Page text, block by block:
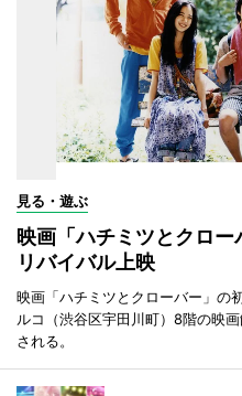
見る・遊ぶ
映画「ハチミツとクロ
リバイバル上映
映画「ハチミツとクローバー」の
ルコ（渋谷区宇田川町）8階の映
される。